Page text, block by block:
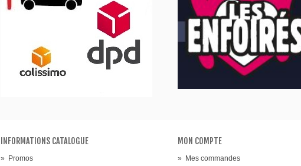
INFORMATIONS CATALOGUE
»
Promos
MON COMPTE
»
Mes commandes